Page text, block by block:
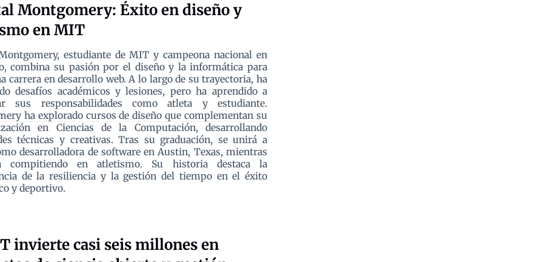
Montgomery: Éxito en diseño y
en MIT
estudiante de MIT y campeona nacional en
combina su pasión por el diseño y la informática para
carrera en desarrollo web. A lo largo de su trayectoria, ha
desafíos académicos y lesiones, pero ha aprendido a
sus responsabilidades como atleta y estudiante.
ha explorado cursos de diseño que complementan su
en Ciencias de la Computación, desarrollando
técnicas y creativas. Tras su graduación, se unirá a
desarrolladora de software en Austin, Texas, mientras
compitiendo en atletismo. Su historia destaca la
de la resiliencia y la gestión del tiempo en el éxito
y deportivo.
invierte casi seis millones en